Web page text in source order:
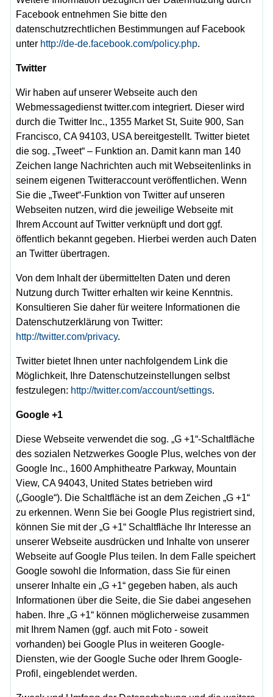
Facebook entnehmen Sie bitte den
datenschutzrechtlichen Bestimmungen auf Facebook
unter http://de-de.facebook.com/policy.php.
Twitter
Wir haben auf unserer Webseite auch den
Webmessagedienst twitter.com integriert. Dieser wird
durch die Twitter Inc., 1355 Market St, Suite 900, San
Francisco, CA 94103, USA bereitgestellt. Twitter bietet
die sog. „Tweet“ – Funktion an. Damit kann man 140
Zeichen lange Nachrichten auch mit Webseitenlinks in
seinem eigenen Twitteraccount veröffentlichen. Wenn
Sie die „Tweet“-Funktion von Twitter auf unseren
Webseiten nutzen, wird die jeweilige Webseite mit
Ihrem Account auf Twitter verknüpft und dort ggf.
öffentlich bekannt gegeben. Hierbei werden auch Daten
an Twitter übertragen.
Von dem Inhalt der übermittelten Daten und deren
Nutzung durch Twitter erhalten wir keine Kenntnis.
Konsultieren Sie daher für weitere Informationen die
Datenschutzerklärung von Twitter:
http://twitter.com/privacy.
Twitter bietet Ihnen unter nachfolgendem Link die
Möglichkeit, Ihre Datenschutzeinstellungen selbst
festzulegen: http://twitter.com/account/settings.
Google +1
Diese Webseite verwendet die sog. „G +1“-Schaltfläche
des sozialen Netzwerkes Google Plus, welches von der
Google Inc., 1600 Amphitheatre Parkway, Mountain
View, CA 94043, United States betrieben wird
(„Google“). Die Schaltfläche ist an dem Zeichen „G +1“
zu erkennen. Wenn Sie bei Google Plus registriert sind,
können Sie mit der „G +1“ Schaltfläche Ihr Interesse an
unserer Webseite ausdrücken und Inhalte von unserer
Webseite auf Google Plus teilen. In dem Falle speichert
Google sowohl die Information, dass Sie für einen
unserer Inhalte ein „G +1“ gegeben haben, als auch
Informationen über die Seite, die Sie dabei angesehen
haben. Ihre „G +1“ können möglicherweise zusammen
mit Ihrem Namen (ggf. auch mit Foto - soweit
vorhanden) bei Google Plus in weiteren Google-
Diensten, wie der Google Suche oder Ihrem Google-
Profil, eingeblendet werden.